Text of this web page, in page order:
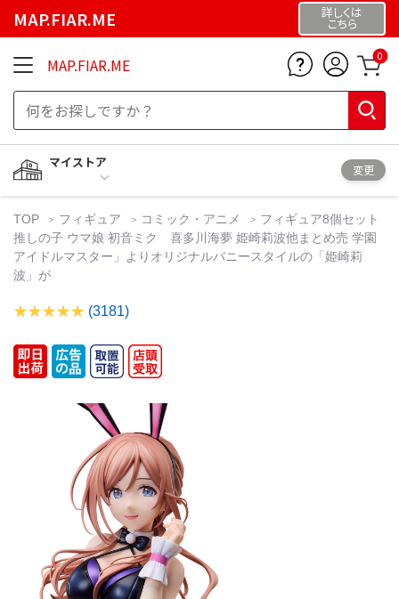
MAP.FIAR.ME 詳しくは
こちら
MAP.FIAR.ME 0
マイストア
変更
TOP フィギュア コミック・アニメ
フィギュア8個セット
推しの子 ウマ娘 初音ミク 喜多川海夢 姫崎莉波他まとめ売 学園
アイドルマスター」よりオリジナルバニースタイルの「姫崎莉
波」が
(3181)